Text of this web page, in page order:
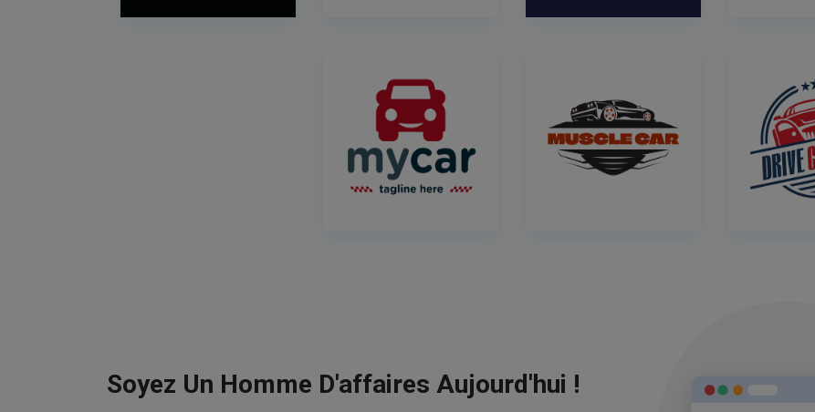
Soyez Un Homme D'affaires Aujourd'hui !